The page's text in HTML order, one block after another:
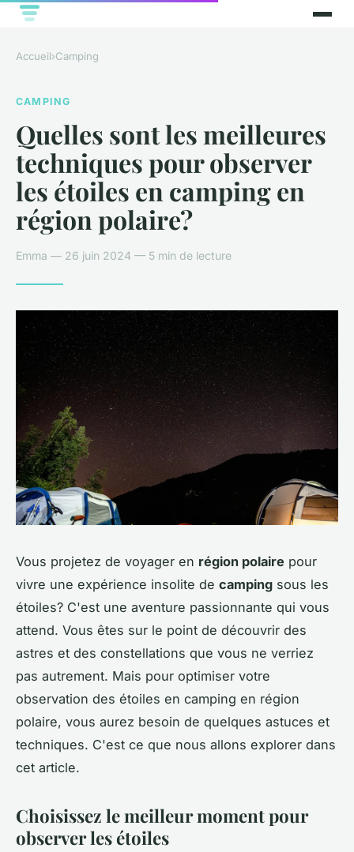
Accueil›Camping
CAMPING
Quelles sont les meilleures
techniques pour observer
les étoiles en camping en
région polaire?
Emma — 26 juin 2024 — 5 min de lecture
Vous projetez de voyager en région polaire pour
vivre une expérience insolite de camping sous les
étoiles? C'est une aventure passionnante qui vous
attend. Vous êtes sur le point de découvrir des
astres et des constellations que vous ne verriez
pas autrement. Mais pour optimiser votre
observation des étoiles en camping en région
polaire, vous aurez besoin de quelques astuces et
techniques. C'est ce que nous allons explorer dans
cet article.
Choisissez le meilleur moment pour
observer les étoiles